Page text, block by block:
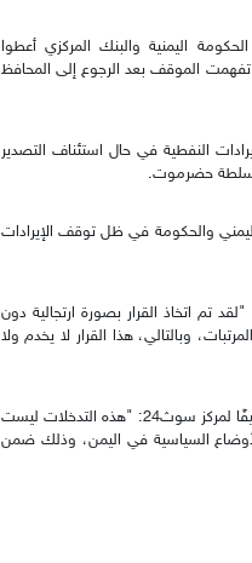
اليمنية والبنك المركزي أعطوا
الموقف بعد الرجوع إلى المحافظ
النفطية في حال استئناف التصدير
سلطة حضرموت.
والحكومة في ظل توقف الإيرادات
تم اتخاذ القرار بصورة ارتجالية دون
وبالتالي، هذا القرار لا يخدم ولا
ولا يفضل الديني تسمية المواقف الدولية الأخيرة بشأن هذه القضية "ضغوطا". مضيفًا لمركز سوث24: "هذه التدخلات ليست
السياسية في اليمن، وذلك ضمن